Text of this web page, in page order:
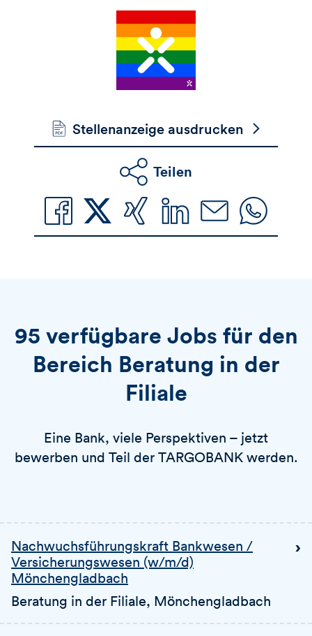
Stellenanzeige ausdrucken
Teilen
95 verfügbare Jobs für den
Bereich Beratung in der
Filiale
Eine Bank, viele Perspektiven – jetzt
bewerben und Teil der TARGOBANK werden.
Nachwuchsführungskraft Bankwesen /
Versicherungswesen (w/m/d)
Mönchengladbach
Beratung in der Filiale, Mönchengladbach